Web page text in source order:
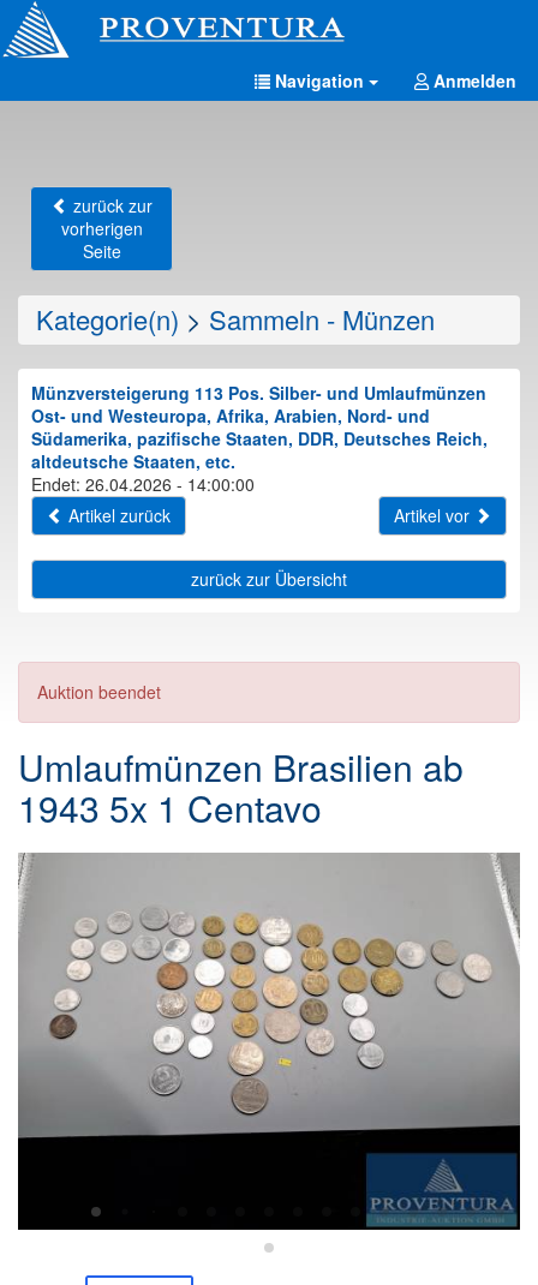
Navigation Anmelden
zurück zur
vorherigen
Seite
Kategorie(n) > Sammeln - Münzen
Münzversteigerung 113 Pos. Silber- und Umlaufmünzen
Ost- und Westeuropa, Afrika, Arabien, Nord- und
Südamerika, pazifische Staaten, DDR, Deutsches Reich,
altdeutsche Staaten, etc.
Endet: 26.04.2026 - 14:00:00
Artikel zurück
Artikel vor
zurück zur Übersicht
Auktion beendet
Umlaufmünzen Brasilien ab
1943 5x 1 Centavo